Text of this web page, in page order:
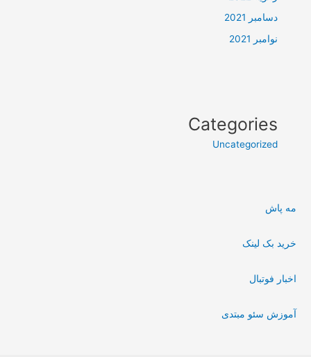
دسامبر 2021
نوامبر 2021
Categories
Uncategorized
مه پاش
خرید بک لینک
اخبار فوتبال
آموزش سئو مبتدی